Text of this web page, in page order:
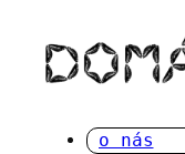
obsah
o nás